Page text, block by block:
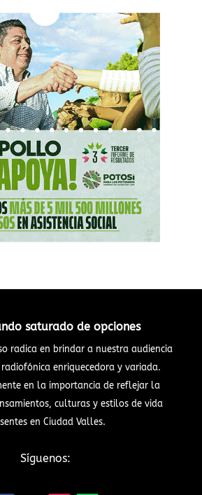
saturado de opciones
radica en brindar a nuestra audiencia
enriquecedora y variada.
en la importancia de reflejar la
culturas y estilos de vida
en Ciudad Valles.
Síguenos: